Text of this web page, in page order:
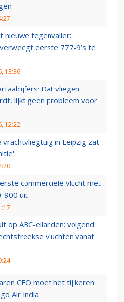
nieuwe tegenvaller:
eerste 777-9’s te
13:36
Dat vliegen
lijkt geen probleem voor
12:22
vrachtvliegtuig in Leipzig zat
commerciële vlucht met
900 uit
op ABC-eilanden: volgend
vluchten vanaf
CEO moet het tij keren
Air India